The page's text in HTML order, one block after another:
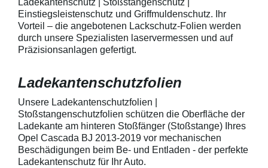
bestmöglichem Schutz gegen
Kratzer und Abrieb Bestens
geeignet zum Schutz von
Fahrzeugkarosserien gegen
mechanische Einwirkung am
Fahrzeugkarosserien und
mechanische Einwirkung
entwickeltStärke der Folie beträgt
150 µmSchützt den wertvollen
Lack in der GriffmuldenKeine
unschönen Kratzer durch
Fingenägel oder Ringe in den
GriffmuldenSpezielle Vinylfolie mit
bestmöglichem Schutz gegen
heraus in alle
ausstreichen.
kontaktieren
telefonisch.
geeignet zum
mechanische
zum Schutz von
Einstiegsleistenschutz und Griffmuldenschutz. Ihr
Vorteil – die angebotenen Lackschutz-Folien werden
durch unsere Spezialisten laservermessen und auf
Präzisionsanlagen gefertigt.
Ladekantenschutzfolien
Unsere Ladekantenschutzfolien |
Stoßstangenschutzfolien schützen die Oberfläche der
Ladekante am hinteren Stoßfänger (Stoßstange) Ihres
Opel Cascada BJ 2013-2019 vor mechanischen
Beschädigungen beim Be- und Entladen - der perfekte
Ladekantenschutz für Ihr Auto.